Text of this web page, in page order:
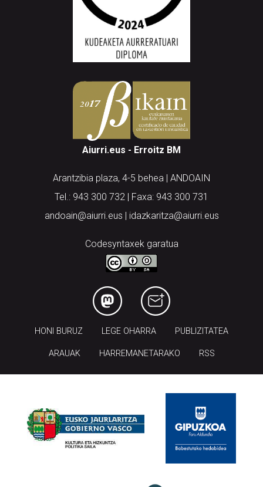
Aiurri.eus - Erroitz BM
Arantzibia plaza, 4-5 behea | ANDOAIN
Tel.: 943 300 732 | Faxa: 943 300 731
andoain@aiurri.eus | idazkaritza@aiurri.eus
Codesyntaxek garatua
HONI BURUZ LEGE OHARRA PUBLIZITATEA
ARAUAK HARREMANETARAKO RSS